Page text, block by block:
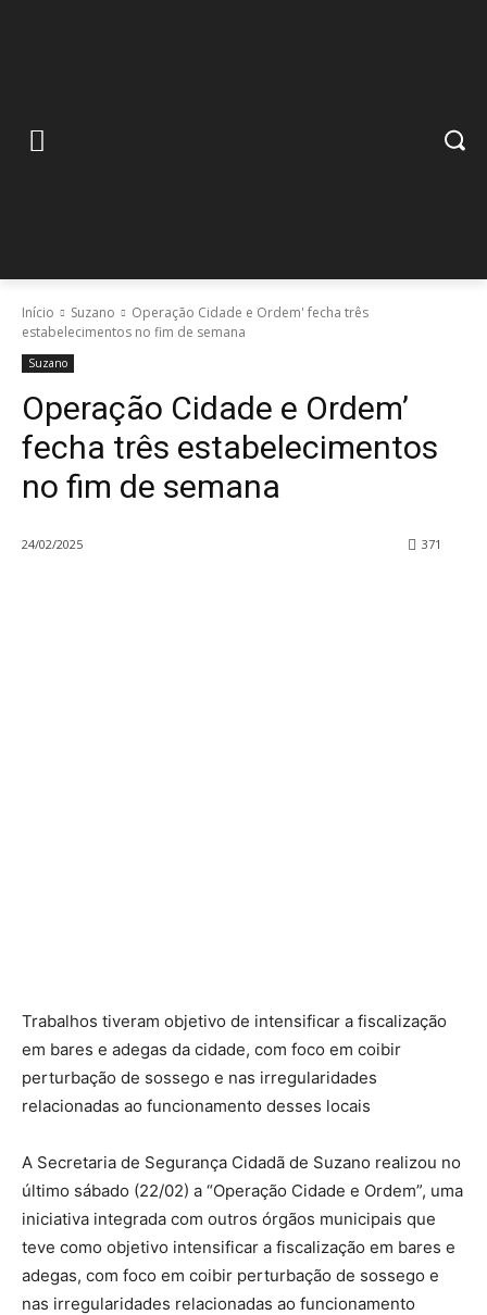
Início Suzano
Operação Cidade e Ordem' fecha três
estabelecimentos no fim de semana
Suzano
Operação Cidade e Ordem’
fecha três estabelecimentos
no fim de semana
24/02/2025 371
Trabalhos tiveram objetivo de intensificar a fiscalização
em bares e adegas da cidade, com foco em coibir
perturbação de sossego e nas irregularidades
relacionadas ao funcionamento desses locais
A Secretaria de Segurança Cidadã de Suzano realizou no
último sábado (22/02) a “Operação Cidade e Ordem”, uma
iniciativa integrada com outros órgãos municipais que
teve como objetivo intensificar a fiscalização em bares e
adegas, com foco em coibir perturbação de sossego e
nas irregularidades relacionadas ao funcionamento